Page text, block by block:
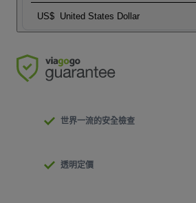
US$ United States Dollar
世界一流的安全檢查
透明定價